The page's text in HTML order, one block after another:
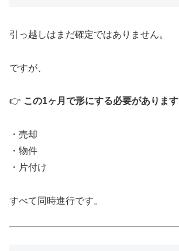
引っ越しはまだ確定ではありません。
ですが、
👉 この1ヶ月で形にする必要があります
・売却
・物件
・片付け
すべて同時進行です。